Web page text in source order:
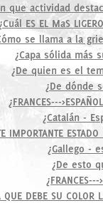
que actividad
¿Cuál ES EL MaS
se llama a la
¿Capa sólida más
¿De quien es el
¿De dónde
¿FRANCES---
¿Catalán -
IMPORTANTE
¿Gallego -
¿De esto
QUE DEBE SU COLOR